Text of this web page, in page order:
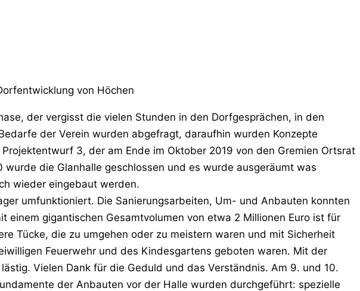
von Höchen
der vergisst die vielen Stunden in den Dorfgesprächen, in den
der Verein wurden abgefragt, daraufhin wurden Konzepte
3, der am Ende im Oktober 2019 von den Gremien Ortsrat
die Glanhalle geschlossen und es wurde ausgeräumt was
wieder eingebaut werden.
umfunktioniert. Die Sanierungsarbeiten, Um- und Anbauten konnten
gigantischen Gesamtvolumen von etwa 2 Millionen Euro ist für
Tücke, die zu umgehen oder zu meistern waren und mit Sicherheit
Feuerwehr und des Kindesgartens geboten waren. Mit der
Vielen Dank für die Geduld und das Verständnis. Am 9. und 10.
der Anbauten vor der Halle wurden durchgeführt: spezielle